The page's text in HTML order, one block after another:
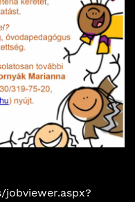
jobviewer.aspx?